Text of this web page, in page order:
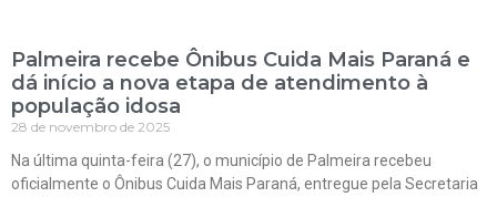
Palmeira recebe Ônibus Cuida Mais Paraná e
dá início a nova etapa de atendimento à
população idosa
28 de novembro de 2025
Na última quinta-feira (27), o município de Palmeira recebeu
oficialmente o Ônibus Cuida Mais Paraná, entregue pela Secretaria